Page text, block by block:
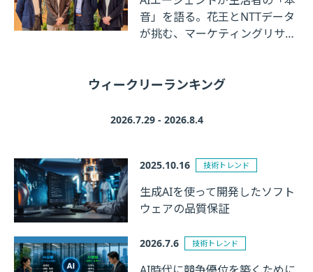
音」を語る。花王とNTTデータ
が挑む、マーケティングリサー
ウィークリーランキング
2026.7.29 - 2026.8.4
2025.10.16 技術トレンド
生成AIを使って開発したソフト
ウェアの品質保証
2026.7.6 技術トレンド